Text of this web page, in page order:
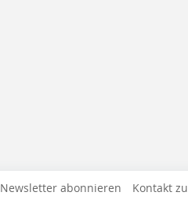
Newsletter abonnieren Kontakt